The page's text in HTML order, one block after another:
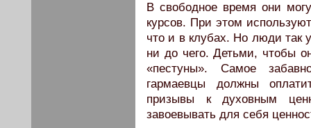
В свободное время они
курсов. При этом
что и в клубах. Но люди так
ни до чего. Детьми, чтобы
«пестуны». Самое
гармаевцы должны
призывы к духовным
завоевывать для себя